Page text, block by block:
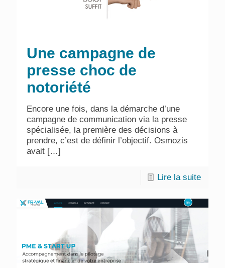
Une campagne de
presse choc de
notoriété
Encore une fois, dans la démarche d’une
campagne de communication via la presse
spécialisée, la première des décisions à
prendre, c’est de définir l’objectif. Osmozis
avait […]
Lire la suite